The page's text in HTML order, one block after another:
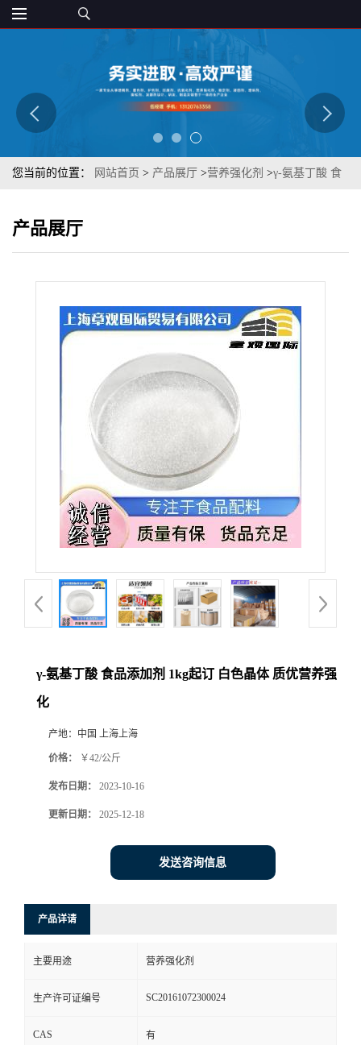
您当前的位置： 网站首页 > 产品展厅 >营养强化剂 >γ-氨基丁酸 食
产品展厅
γ-氨基丁酸 食品添加剂 1kg起订 白色晶体 质优营养强
化
产地： 中国 上海上海
价格： ￥42/公斤
发布日期： 2023-10-16
更新日期： 2025-12-18
发送咨询信息
产品详请
主要用途 营养强化剂
生产许可证编号 SC20161072300024
CAS 有